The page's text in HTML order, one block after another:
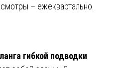
– ежеквартально.
гибкой подводки